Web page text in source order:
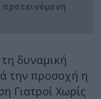
δυναμική
την προσοχή η
Γιατροί Χωρίς